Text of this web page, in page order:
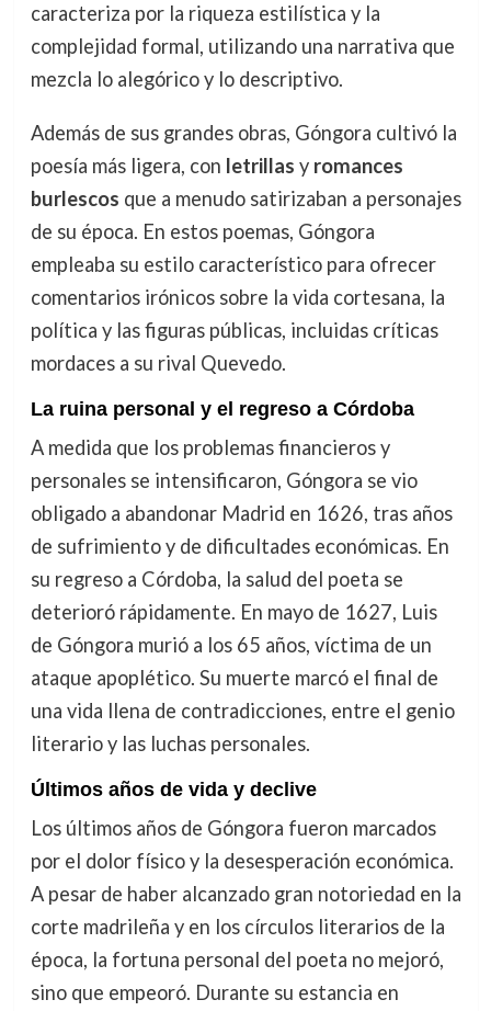
caracteriza por la riqueza estilística y la
complejidad formal, utilizando una narrativa que
mezcla lo alegórico y lo descriptivo.
Además de sus grandes obras, Góngora cultivó la
poesía más ligera, con letrillas y romances
burlescos que a menudo satirizaban a personajes
de su época. En estos poemas, Góngora
empleaba su estilo característico para ofrecer
comentarios irónicos sobre la vida cortesana, la
política y las figuras públicas, incluidas críticas
mordaces a su rival Quevedo.
La ruina personal y el regreso a Córdoba
A medida que los problemas financieros y
personales se intensificaron, Góngora se vio
obligado a abandonar Madrid en 1626, tras años
de sufrimiento y de dificultades económicas. En
su regreso a Córdoba, la salud del poeta se
deterioró rápidamente. En mayo de 1627, Luis
de Góngora murió a los 65 años, víctima de un
ataque apoplético. Su muerte marcó el final de
una vida llena de contradicciones, entre el genio
literario y las luchas personales.
Últimos años de vida y declive
Los últimos años de Góngora fueron marcados
por el dolor físico y la desesperación económica.
A pesar de haber alcanzado gran notoriedad en la
corte madrileña y en los círculos literarios de la
época, la fortuna personal del poeta no mejoró,
sino que empeoró. Durante su estancia en